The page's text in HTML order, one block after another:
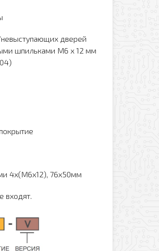
невыступающих дверей
шпильками M6 x 12 мм
4х(М6х12), 76х50мм
входят.